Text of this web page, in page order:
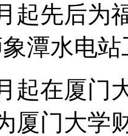
先后为
潭水电站
在厦门
厦门大学